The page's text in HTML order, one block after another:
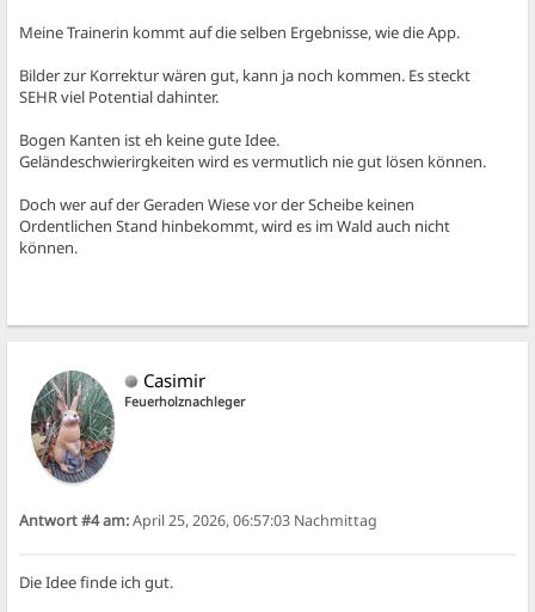
Meine Trainerin kommt auf die selben Ergebnisse, wie die App.
Bilder zur Korrektur wären gut, kann ja noch kommen. Es steckt
SEHR viel Potential dahinter.
Bogen Kanten ist eh keine gute Idee.
Geländeschwierirgkeiten wird es vermutlich nie gut lösen können.
Doch wer auf der Geraden Wiese vor der Scheibe keinen
Ordentlichen Stand hinbekommt, wird es im Wald auch nicht
können.
Casimir
Feuerholznachleger
Antwort #4 am:April 25, 2026, 06:57:03 Nachmittag
Die Idee finde ich gut.